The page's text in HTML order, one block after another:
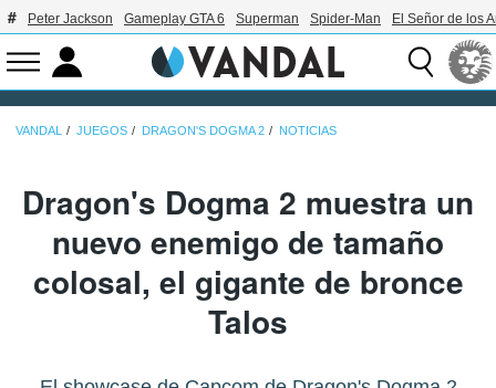
Peter Jackson Gameplay GTA 6 Superman Spider-Man El Señor de los
VANDAL JUEGOS DRAGON'S DOGMA 2 NOTICIAS
Dragon's Dogma 2 muestra un
nuevo enemigo de tamaño
colosal, el gigante de bronce
Talos